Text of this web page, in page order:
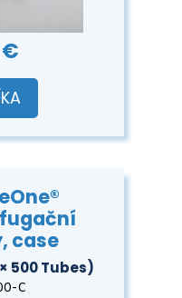
case
500 Tubes)
C